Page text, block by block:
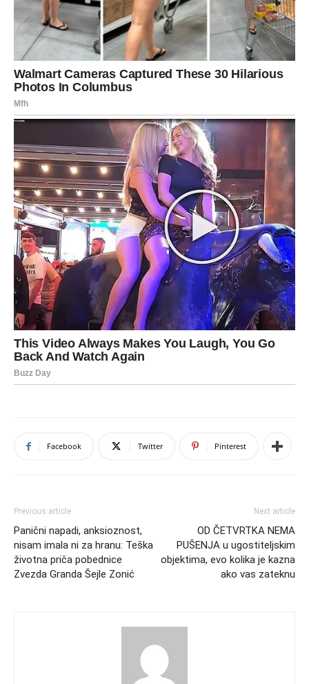
Facebook Twitter Pinterest
Previous article
Panični napadi, anksioznost,
nisam imala ni za hranu: Teška
životna priča pobednice
Zvezda Granda Šejle Zonić
Next article
OD ČETVRTKA NEMA
PUŠENJA u ugostiteljskim
objektima, evo kolika je kazna
ako vas zateknu